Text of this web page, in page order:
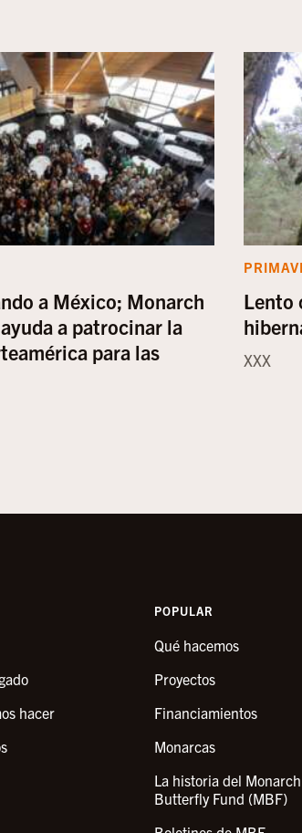
a México; Monarch
a patrocinar la
para las
Lento
XXX
hacer
POPULAR
Qué hacemos
Proyectos
Financiamientos
Monarcas
La historia del Monarch
Butterfly Fund (MBF)